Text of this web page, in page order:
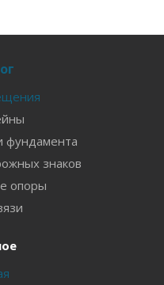
фундамента
знаков
опоры